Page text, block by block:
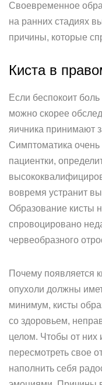
Своевременное
на ранних стадиях
причины, которые
Киста в
Если беспокоит
можно скорее
яичника принимают
Симптоматика
пациентки,
вовремя устранит
Образование кисты
спровоцировано
червеобразного
Почему появляется
опухоли должны
минимум, кисты
со здоровьем,
целом. Чтобы от них
пересмотреть свое
наполнить себя